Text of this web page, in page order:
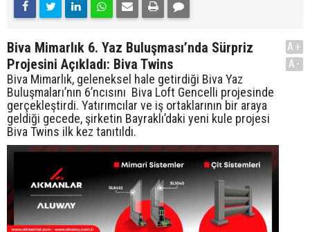
Biva Mimarlık 6. Yaz Buluşması’nda Sürpriz
Projesini Açıkladı: Biva Twins
Biva Mimarlık, geleneksel hale getirdiği Biva Yaz
Buluşmaları’nın 6’ncısını Biva Loft Gencelli projesinde
gerçekleştirdi. Yatırımcılar ve iş ortaklarının bir araya
geldiği gecede, şirketin Bayraklı’daki yeni kule projesi
Biva Twins ilk kez tanıtıldı.
A+
A-